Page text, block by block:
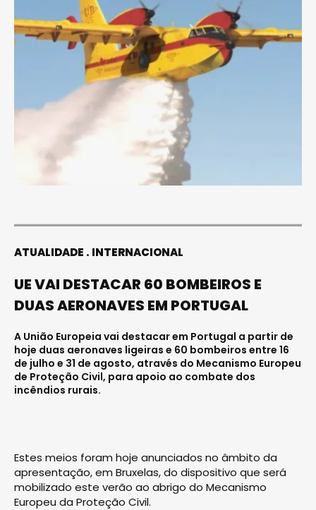
ATUALIDADE INTERNACIONAL
UE VAI DESTACAR 60 BOMBEIROS E
DUAS AERONAVES EM PORTUGAL
A União Europeia vai destacar em Portugal a partir de
hoje duas aeronaves ligeiras e 60 bombeiros entre 16
de julho e 31 de agosto, através do Mecanismo Europeu
de Proteção Civil, para apoio ao combate dos
incêndios rurais.
Estes meios foram hoje anunciados no âmbito da
apresentação, em Bruxelas, do dispositivo que será
mobilizado este verão ao abrigo do Mecanismo
Europeu da Proteção Civil.